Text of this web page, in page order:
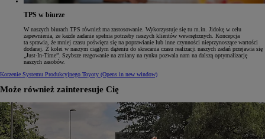
TPS w biurze
W naszych biurach TPS również ma zastosowanie. Wykorzystuje się tu m.in. Jidokę w celu
zapewnienia, że każde zadanie spełnia potrzeby naszych klientów wewnętrznych. Koncepcja
ta sprawia, że mniej czasu poświęca się na poprawianie lub inne czynności nieprzynoszące wartości
dodanej. Z kolei w naszym ciągłym dążeniu do skracania czasu realizacji naszych zadań przejawia się
„Just-In-Time”. Szybsze reagowanie na zmiany na rynku pozwala nam na dalszą optymalizację
naszych zasobów.
Korzenie Systemu Produkcyjnego Toyoty (Opens in new window)
Może również zainteresuje Cię